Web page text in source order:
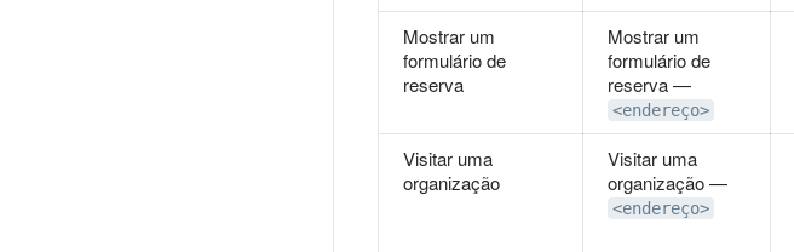
Mostrar um
formulário de
reserva
Mostrar um
formulário de
reserva —
<endereço>
Visitar uma
organização
Visitar uma
organização —
<endereço>